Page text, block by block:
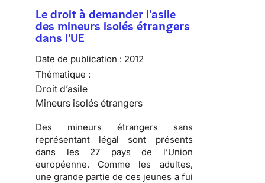
Le droit à demander l'asile
des mineurs isolés étrangers
dans l'UE
Date de publication : 2012
Thématique :
Droit d’asile
Mineurs isolés étrangers
Des mineurs étrangers sans
représentant légal sont présents
dans les 27 pays de l’Union
européenne. Comme les adultes,
une grande partie de ces jeunes a fui